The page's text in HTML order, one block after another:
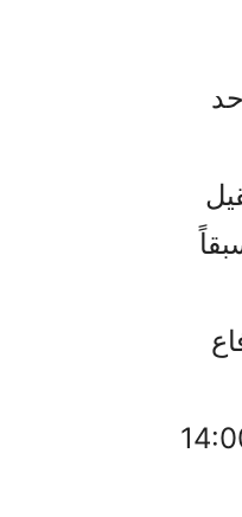
تعليق الرحلات الداخلية والدولية حتى الساعة 14:00